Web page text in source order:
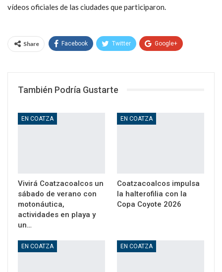
vídeos oficiales de las ciudades que participaron.
Share Facebook Twitter Google+
También Podría Gustarte
EN COATZA
Vivirá Coatzacoalcos un
sábado de verano con
motonáutica,
actividades en playa y
un…
EN COATZA
Coatzacoalcos impulsa
la halterofilia con la
Copa Coyote 2026
EN COATZA EN COATZA